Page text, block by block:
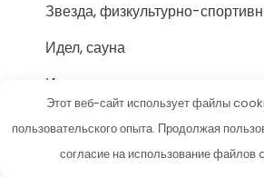
Звезда, физкультурно-
Идел, сауна
Импульс, сауна
Каяба
Этот веб-сайт использует файлы
пользовательского опыта. Продолжая
согласие на использование файлов